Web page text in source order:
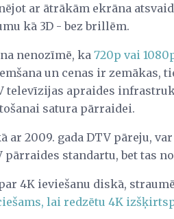
ar ātrākām ekrāna
kā 3D - bez brillēm.
nenozīmē, ka 720p vai
un cenas ir zemākas,
televīzijas apraides
satura pārraidei.
ar 2009. gada DTV pāreju,
pārraides standartu, bet tas
4K ieviešanu diskā,
lai redzētu 4K